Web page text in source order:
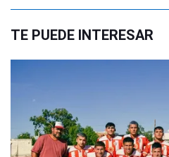
TE PUEDE INTERESAR